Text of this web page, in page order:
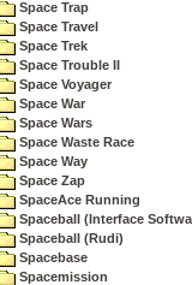
Space Trap
Space Travel
Space Trek
Space Trouble II
Space Voyager
Space War
Space Wars
Space Waste Race
Space Way
Space Zap
SpaceAce Running
Spaceball (Interface
Spaceball (Rudi)
Spacebase
Spacemission